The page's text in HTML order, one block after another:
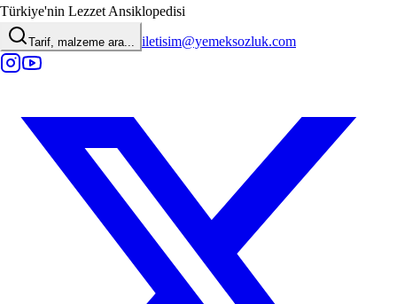
Türkiye'nin Lezzet Ansiklopedisi
Tarif, malzeme ara... iletisim@yemeksozluk.com